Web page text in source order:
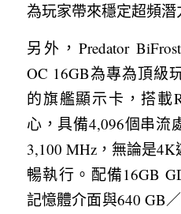
為玩家帶來穩定超頻潛
另外，Predator
OC 16GB為專為頂級
的旗艦顯示卡，搭載
心，具備4,096個串流
3,100 MHz，無論是
暢執行。配備16GB
記憶體介面與640 GB